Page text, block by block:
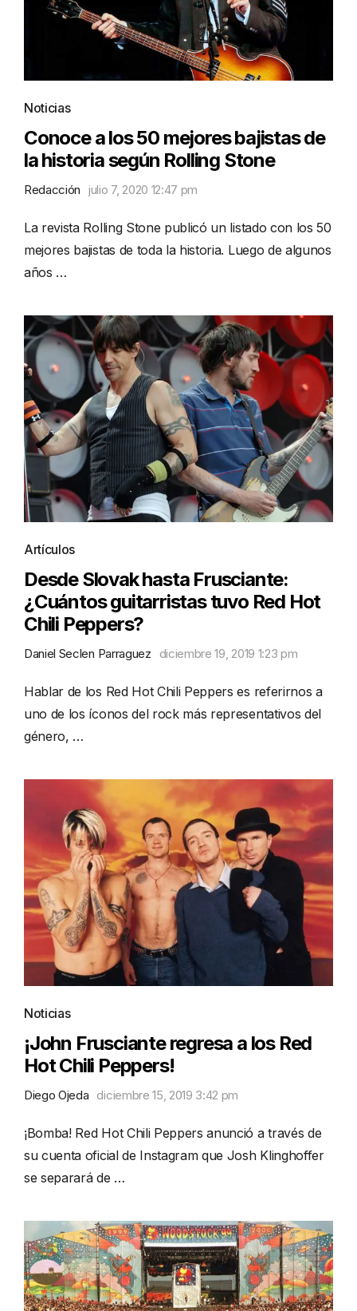
Noticias
Conoce a los 50 mejores bajistas de
la historia según Rolling Stone
Redacción julio 7, 2020 12:47 pm
La revista Rolling Stone publicó un listado con los 50
mejores bajistas de toda la historia. Luego de algunos
años …
Artículos
Desde Slovak hasta Frusciante:
¿Cuántos guitarristas tuvo Red Hot
Chili Peppers?
Daniel Seclen Parraguez diciembre 19, 2019 1:23 pm
Hablar de los Red Hot Chili Peppers es referirnos a
uno de los íconos del rock más representativos del
género, …
Noticias
¡John Frusciante regresa a los Red
Hot Chili Peppers!
Diego Ojeda diciembre 15, 2019 3:42 pm
¡Bomba! Red Hot Chili Peppers anunció a través de
su cuenta oficial de Instagram que Josh Klinghoffer
se separará de …